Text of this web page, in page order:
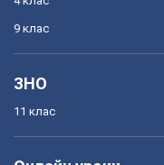
9 клас
ЗНО
11 клас